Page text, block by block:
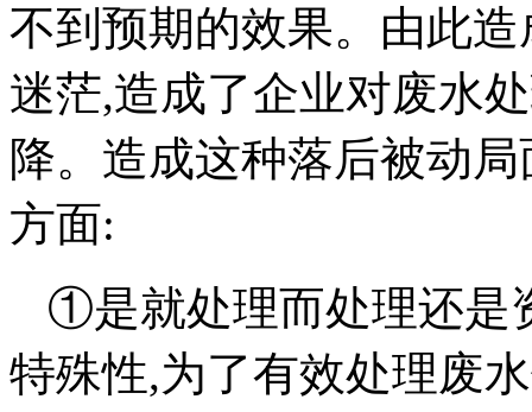
不到预期的效果。由此
迷茫,造成了企业对废水
降。造成这种落后被动
方面:
①是就处理而处理还是
特殊性,为了有效处理废